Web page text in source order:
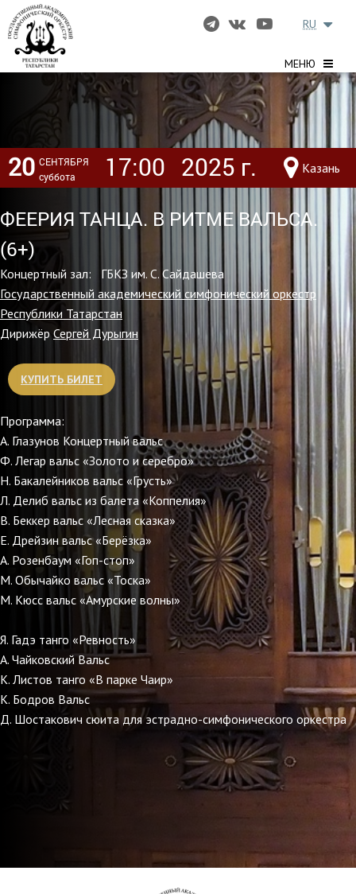
МЕНЮ
RU
20 СЕНТЯБРЯ
суббота
17:00 2025 г. Казань
ФЕЕРИЯ ТАНЦА. В РИТМЕ ВАЛЬСА.
(6+)
Концертный зал: ГБКЗ им. С. Сайдашева
Государственный академический симфонический оркестр
Республики Татарстан
Дирижёр Сергей Дурыгин
КУПИТЬ БИЛЕТ
Программа:
А. Глазунов Концертный вальс
Ф. Легар вальс «Золото и серебро»
Н. Бакалейников вальс «Грусть»
Л. Делиб вальс из балета «Коппелия»
В. Беккер вальс «Лесная сказка»
Е. Дрейзин вальс «Берёзка»
А. Розенбаум «Гоп-стоп»
М. Обычайко вальс «Тоска»
М. Кюсс вальс «Амурские волны»
Я. Гадэ танго «Ревность»
А. Чайковский Вальс
К. Листов танго «В парке Чаир»
К. Бодров Вальс
Д. Шостакович сюита для эстрадно-симфонического оркестра